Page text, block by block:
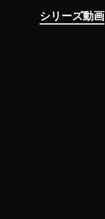
シリーズ動画